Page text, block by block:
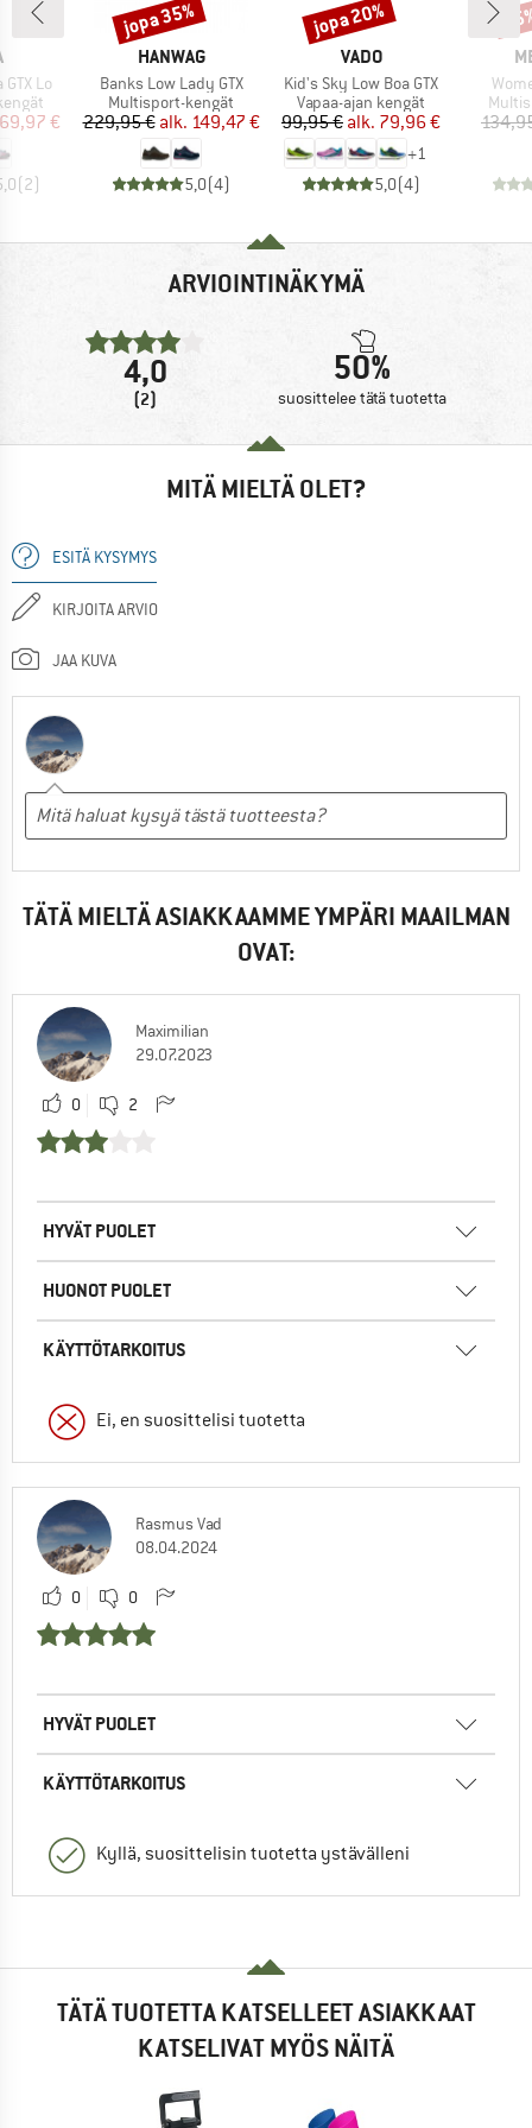
Lo
hinta
69,97 €
(2)
MERKKI
HANWAG
Tuote
Banks Low Lady GTX
Tuoteryhmä
Multisport-kengät
Hinta
229,95 € Alennettu hinta
alk. 149,47 €
5,0(4)
Alennus
jopa 35%
MERKKI
VADO
Tuote
Kid's Sky Low Boa GTX
Tuoteryhmä
Vapaa-ajan kengät
Hinta
99,95 € Alennettu hinta
alk. 79,96 €
+1
5,0(4)
Alennus
jopa 20%
Tuote
ARVIOINTINÄKYMÄ
4,0
(2)
50%
suosittelee tätä tuotetta
MITÄ MIELTÄ OLET?
ESITÄ KYSYMYS
KIRJOITA ARVIO
JAA KUVA
TÄTÄ MIELTÄ ASIAKKAAMME YMPÄRI MAAILMAN
OVAT:
Maximilian
29.07.2023
0 2
HYVÄT PUOLET
HUONOT PUOLET
KÄYTTÖTARKOITUS
Ei, en suosittelisi tuotetta
Rasmus Vad
08.04.2024
0 0
HYVÄT PUOLET
KÄYTTÖTARKOITUS
Kyllä, suosittelisin tuotetta ystävälleni
TÄTÄ TUOTETTA KATSELLEET ASIAKKAAT
KATSELIVAT MYÖS NÄITÄ